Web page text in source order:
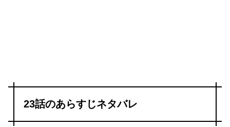
23話のあらすじネタバレ